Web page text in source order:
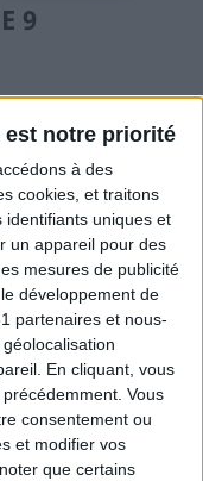
est notre priorité
à des
cookies, et traitons
identifiants uniques et
un appareil pour des
mesures de publicité
développement de
partenaires et nous-
En cliquant, vous
Vous
consentement ou
et modifier vos
que certains
9
(douille E27) par 3
9cm. Epoxy